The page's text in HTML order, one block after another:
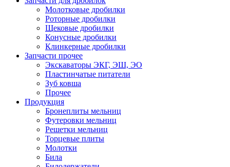
Молотковые дробилки
Роторные дробилки
Щековые дробилки
Конусные дробилки
Клинкерные дробилки
Запчасти прочее
Экскаваторы ЭКГ, ЭШ, ЭО
Пластинчатые питатели
Зуб ковша
Прочее
Продукция
Бронеплиты мельниц
Футеровки мельниц
Решетки мельниц
Торцевые плиты
Молотки
Била